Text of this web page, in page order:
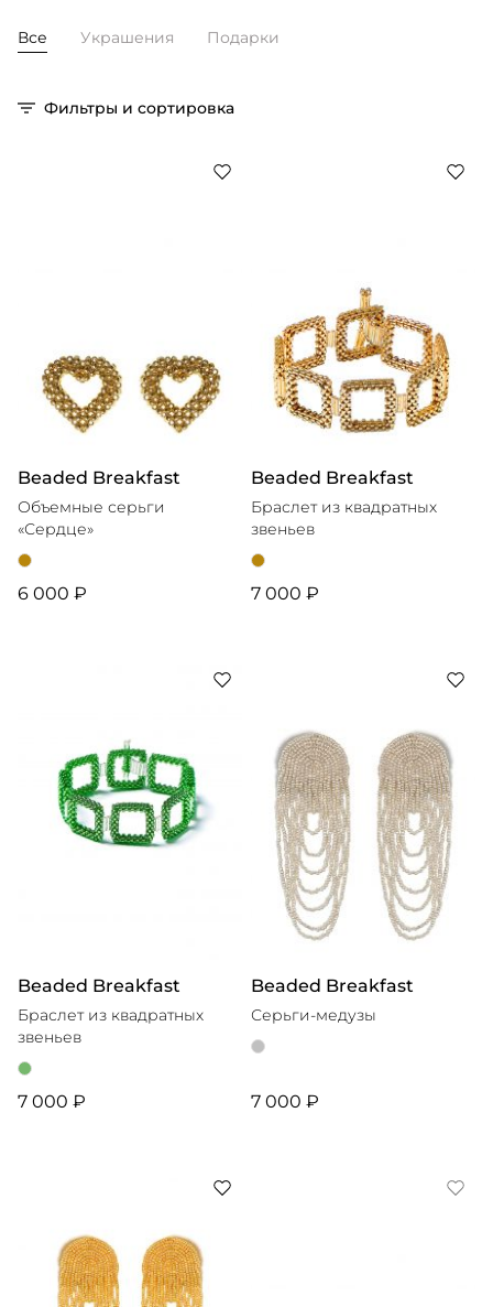
Все Украшения Подарки
Фильтры и сортировка
Beaded Breakfast
Объемные серьги
«Сердце»
6 000 ₽
Beaded Breakfast
Браслет из квадратных
звеньев
7 000 ₽
Beaded Breakfast
Браслет из квадратных
звеньев
7 000 ₽
Beaded Breakfast
Серьги-медузы
7 000 ₽